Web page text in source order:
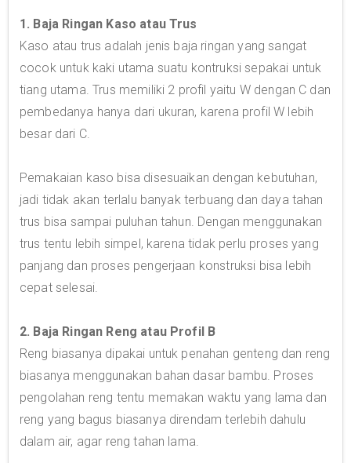
1. Baja Ringan Kaso atau Trus
Kaso atau trus adalah jenis baja ringan yang sangat
cocok untuk kaki utama suatu kontruksi sepakai untuk
tiang utama. Trus memiliki 2 profil yaitu W dengan C dan
pembedanya hanya dari ukuran, karena profil W lebih
besar dari C.
Pemakaian kaso bisa disesuaikan dengan kebutuhan,
jadi tidak akan terlalu banyak terbuang dan daya tahan
trus bisa sampai puluhan tahun. Dengan menggunakan
trus tentu lebih simpel, karena tidak perlu proses yang
panjang dan proses pengerjaan konstruksi bisa lebih
cepat selesai.
2. Baja Ringan Reng atau Profil B
Reng biasanya dipakai untuk penahan genteng dan reng
biasanya menggunakan bahan dasar bambu. Proses
pengolahan reng tentu memakan waktu yang lama dan
reng yang bagus biasanya direndam terlebih dahulu
dalam air, agar reng tahan lama.